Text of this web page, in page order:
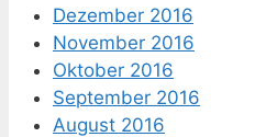
Dezember 2016
November 2016
Oktober 2016
September 2016
August 2016